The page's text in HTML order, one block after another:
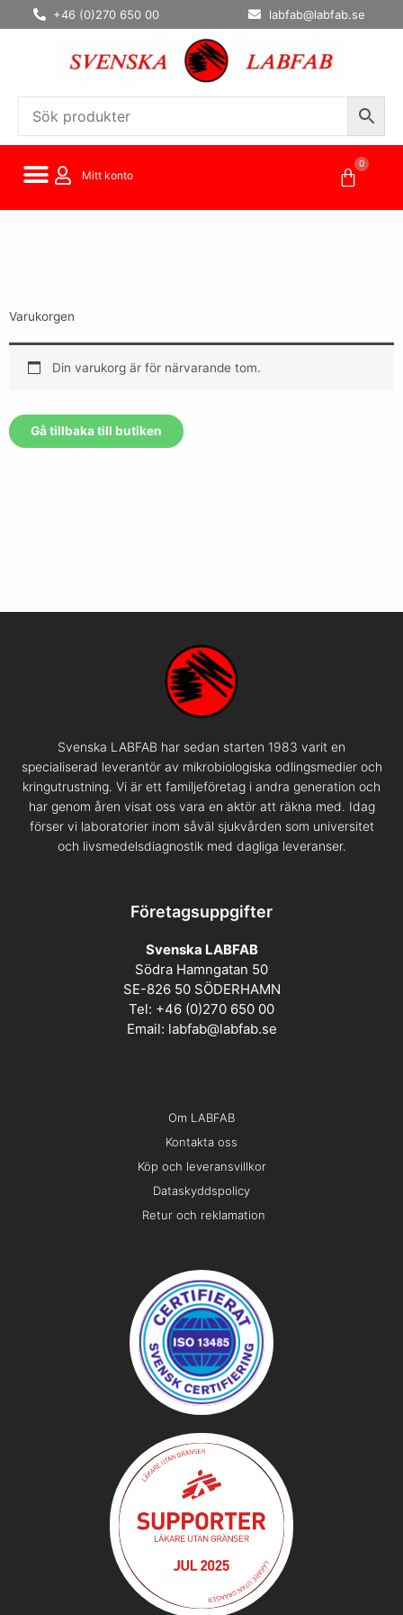
Hoppa
till
+46 (0)270 650 00 labfab@labfab.se
Mitt konto
0
Varukorgen
Din varukorg är för närvarande tom.
Gå tillbaka till butiken
Svenska LABFAB har sedan starten 1983 varit en
specialiserad leverantör av mikrobiologiska odlingsmedier och
kringutrustning. Vi är ett familjeföretag i andra generation och
har genom åren visat oss vara en aktör att räkna med. Idag
förser vi laboratorier inom såväl sjukvården som universitet
och livsmedelsdiagnostik med dagliga leveranser.
Företagsuppgifter
Svenska LABFAB
Södra Hamngatan 50
SE-826 50 SÖDERHAMN
Tel: +46 (0)270 650 00
Email: labfab@labfab.se
Om LABFAB
Kontakta oss
Köp och leveransvillkor
Dataskyddspolicy
Retur och reklamation